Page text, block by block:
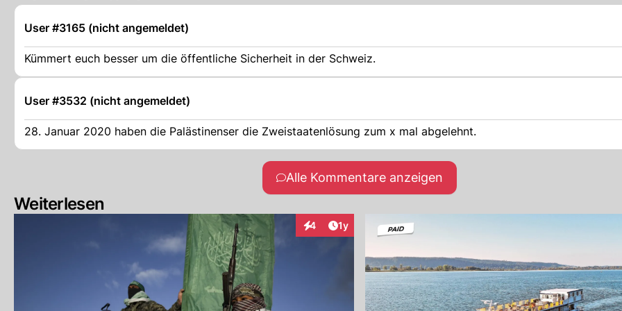
User #3165 (nicht angemeldet)
Kümmert euch besser um die öffentliche Sicherheit in der Schweiz.
User #3532 (nicht angemeldet)
28. Januar 2020 haben die Palästinenser die Zweistaatenlösung zum x mal abgelehnt.
Alle Kommentare anzeigen
Weiterlesen
4
InteraktionenArtikel veröffentlicht:
1y